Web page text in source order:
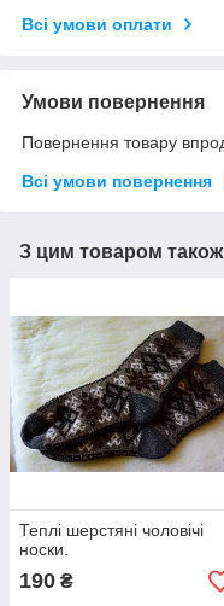
Всі умови оплати
Умови повернення
Повернення товару
Всі умови повернення
З цим товаром
Теплі шерстяні чоловічі
носки.
190 ₴